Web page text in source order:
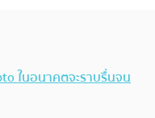
ในอนาคตจะราบรื่นจน